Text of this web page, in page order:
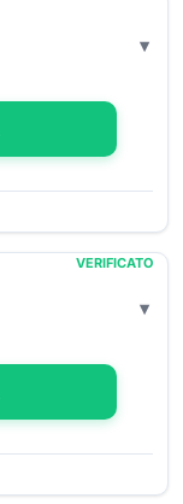
VERIFICATO